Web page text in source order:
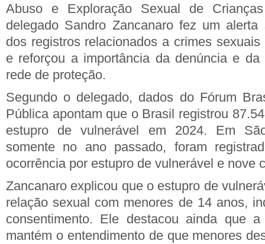
Abuso e Exploração Sexual de
delegado Sandro Zancanarofez um alerta
dos registros relacionados a crimes
e reforçou a importância da denúncia e da
rede de proteção.
Segundo o delegado, dados do Fórum
Pública apontam que o Brasil registrou
estupro de vulnerável em 2024. Em
somente no ano passado, foram
ocorrência por estupro de vulnerável e nove
Zancanaro explicou que o estupro de
relação sexual com menores de 14 anos,
consentimento. Ele destacou ainda que
mantém o entendimento de que menores